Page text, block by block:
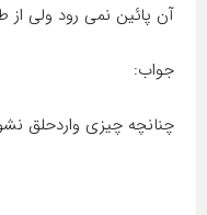
آن پائین نمی رود ولی
جواب:
چنانچه چیزی واردحلق